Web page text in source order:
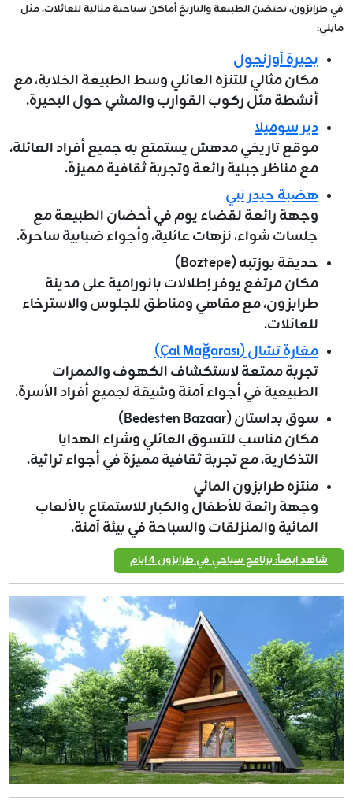
في طرابزون، تحتضن الطبيعة والتاريخ أماكن سياحية مثالية للعائلات، مثل
مايلي:
بحيرة أوزنجول
مكان مثالي للتنزه العائلي وسط الطبيعة الخلابة، مع
أنشطة مثل ركوب القوارب والمشي حول البحيرة.
دير سوميلا
موقع تاريخي مدهش يستمتع به جميع أفراد العائلة،
مع مناظر جبلية رائعة وتجربة ثقافية مميزة.
هضبة حيدر نبي
وجهة رائعة لقضاء يوم في أحضان الطبيعة مع
جلسات شواء، نزهات عائلية، وأجواء ضبابية ساحرة.
حديقة بوزتبه (Boztepe)
مكان مرتفع يوفر إطلالات بانورامية على مدينة
طرابزون، مع مقاهي ومناطق للجلوس والاسترخاء
للعائلات.
مغارة تشال (Çal Mağarası)
تجربة ممتعة لاستكشاف الكهوف والممرات
الطبيعية في أجواء آمنة وشيقة لجميع أفراد الأسرة.
سوق بداستان (Bedesten Bazaar)
مكان مناسب للتسوق العائلي وشراء الهدايا
التذكارية، مع تجربة ثقافية مميزة في أجواء تراثية.
منتزه طرابزون المائي
وجهة رائعة للأطفال والكبار للاستمتاع بالألعاب
المائية والمنزلقات والسباحة في بيئة آمنة.
شاهد ايضاً: برنامج سياحي في طرابزون 4 ايام